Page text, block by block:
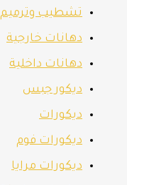
تشطيب وترميم
دهانات خارجية
دهانات داخلية
ديكور جبس
ديكورات
ديكورات فوم
ديكورات مرايا